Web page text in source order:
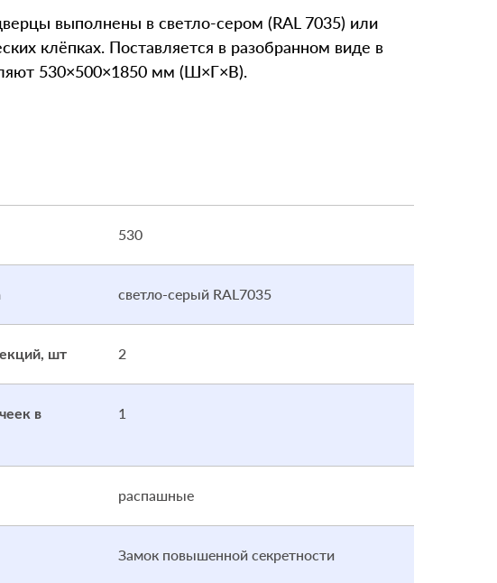
выполнены в светло-сером (RAL 7035) или
клёпках. Поставляется в разобранном виде в
530×500×1850 мм (Ш×Г×В).
530
светло-серый RAL7035
шт 2
в
1
распашные
Замок повышенной секретности